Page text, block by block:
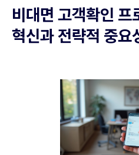
비대면 고객확인
혁신과 전략적 중요